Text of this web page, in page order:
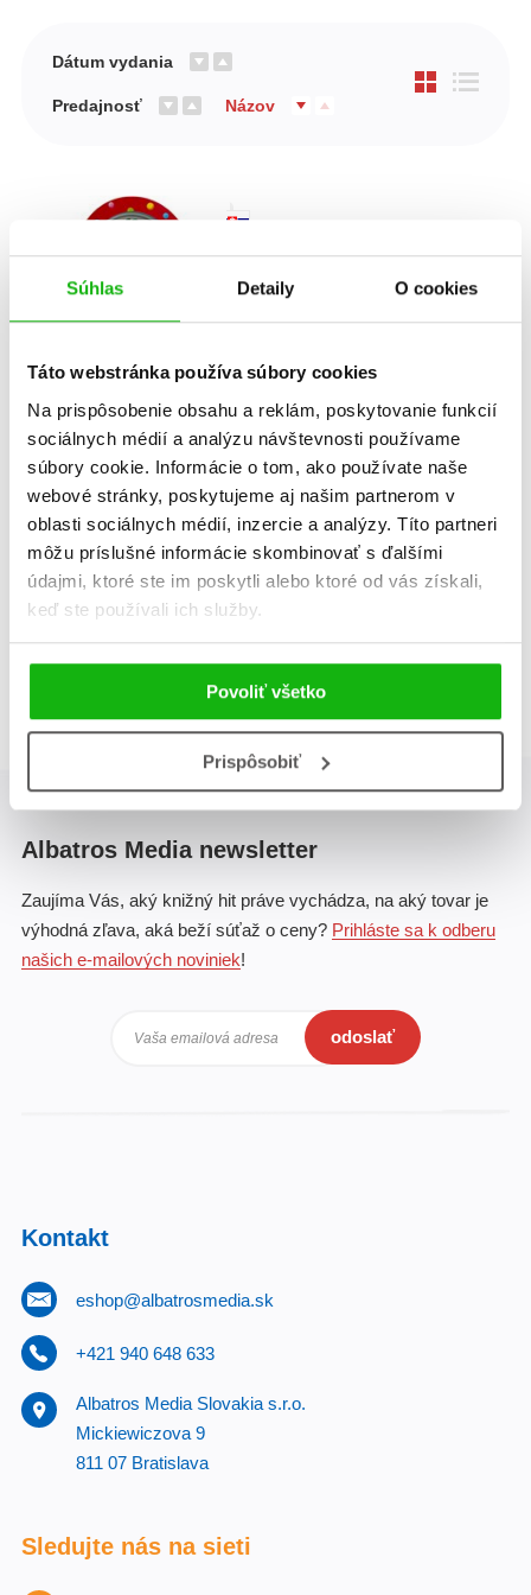
Súhlas Detaily O cookies
Táto webstránka používa súbory cookies
Na prispôsobenie obsahu a reklám, poskytovanie funkcií
sociálnych médií a analýzu návštevnosti používame
súbory cookie. Informácie o tom, ako používate naše
webové stránky, poskytujeme aj našim partnerom v
oblasti sociálnych médií, inzercie a analýzy. Títo partneri
môžu príslušné informácie skombinovať s ďalšími
údajmi, ktoré ste im poskytli alebo ktoré od vás získali,
keď ste používali ich služby.
Povoliť všetko
Prispôsobiť
Dátum vydania
Predajnosť Názov
Moje prvé hodiny
Celkom kníh:1
Albatros Media newsletter
Zaujíma Vás, aký knižný hit práve vychádza, na aký tovar je
výhodná zľava, aká beží súťaž o ceny? Prihláste sa k odberu
našich e-mailových noviniek!
Vaša emailová adresa odoslať
Kontakt
eshop@albatrosmedia.sk
+421 940 648 633
Albatros Media Slovakia s.r.o.
Mickiewiczova 9
811 07 Bratislava
Sledujte nás na sieti